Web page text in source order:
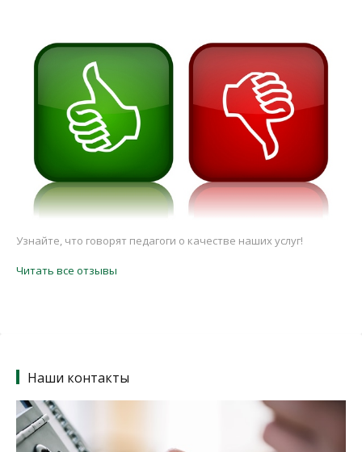
Узнайте, что говорят педагоги о качестве наших услуг!
Читать все отзывы
Наши контакты